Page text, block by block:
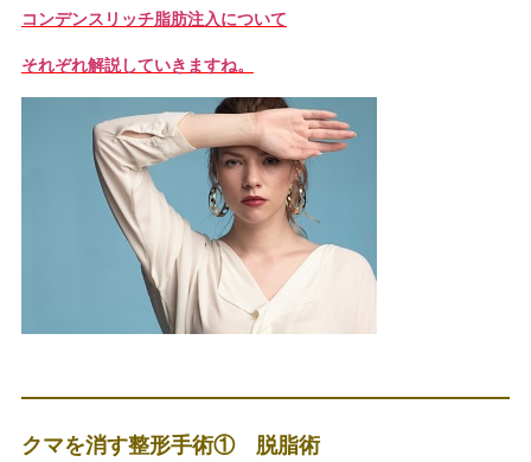
コンデンスリッチ脂肪注入について
それぞれ解説していきますね。
クマを消す整形手術① 脱脂術